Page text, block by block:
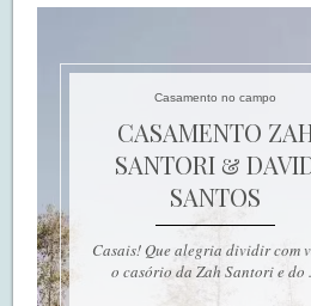
Casamento no campo
CASAMENTO
SANTORI &
SANTOS
Casais! Que alegria dividir com
o casório da Zah Santori e do